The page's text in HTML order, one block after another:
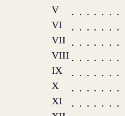
V
VI
VII
VIII
IX
X
XI